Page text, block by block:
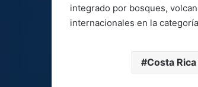
integrado por bosques,
internacionales en la
Costa Rica